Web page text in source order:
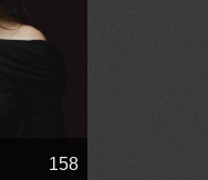
158